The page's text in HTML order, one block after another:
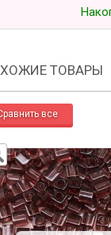
ТОВАРЫ